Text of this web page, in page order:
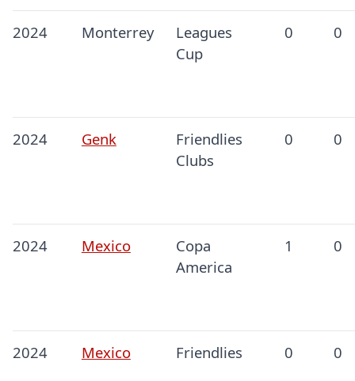
2024 Monterrey
Leagues
Cup
0 0
2024 Genk
Friendlies
Clubs
0 0
2024 Mexico
Copa
America
1 0
2024 Mexico Friendlies 0 0